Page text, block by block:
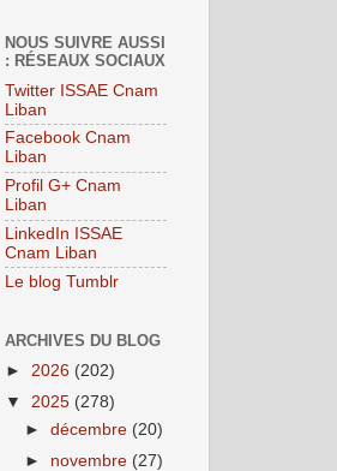
NOUS SUIVRE AUSSI
: RÉSEAUX SOCIAUX
Twitter ISSAE Cnam
Liban
Facebook Cnam
Liban
Profil G+ Cnam
Liban
LinkedIn ISSAE
Cnam Liban
Le blog Tumblr
ARCHIVES DU BLOG
► 2026 (202)
▼ 2025 (278)
►décembre (20)
► novembre (27)